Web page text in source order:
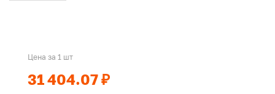
Цена за 1 шт
31 404.07 ₽